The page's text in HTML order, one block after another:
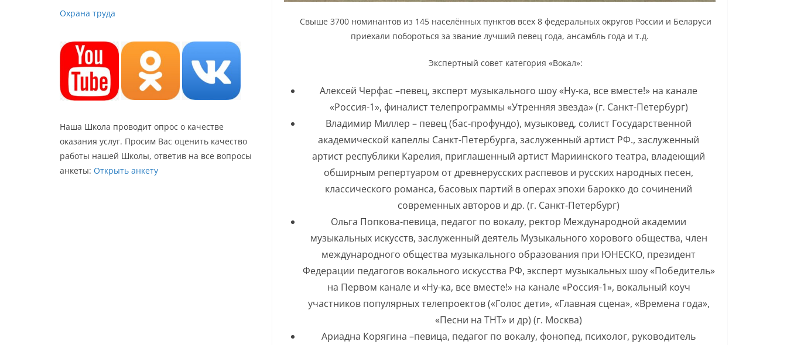
Свыше 3700 номинантов из 145 населённых пунктов всех 8 федеральных округов России и Беларуси
приехали побороться за звание лучший певец года, ансамбль года и т.д.
Экспертный совет категория «Вокал»:
Алексей Черфас –певец, эксперт музыкального шоу «Ну-ка, все вместе!» на канале
«Россия-1», финалист телепрограммы «Утренняя звезда» (г. Санкт-Петербург)
Владимир Миллер – певец (бас-профундо), музыковед, солист Государственной
академической капеллы Санкт-Петербурга, заслуженный артист РФ., заслуженный
артист республики Карелия, приглашенный артист Мариинского театра, владеющий
обширным репертуаром от древнерусских распевов и русских народных песен,
классического романса, басовых партий в операх эпохи барокко до сочинений
современных авторов и др. (г. Санкт-Петербург)
Ольга Попкова-певица, педагог по вокалу, ректор Международной академии
музыкальных искусств, заслуженный деятель Музыкального хорового общества, член
международного общества музыкального образования при ЮНЕСКО, президент
Федерации педагогов вокального искусства РФ, эксперт музыкальных шоу «Победитель»
на Первом канале и «Ну-ка, все вместе!» на канале «Россия-1», вокальный коуч
участников популярных телепроектов («Голос дети», «Главная сцена», «Времена года»,
«Песни на ТНТ» и др) (г. Москва)
Ариадна Корягина –певица, педагог по вокалу, фонопед, психолог, руководитель
Охрана труда
Наша Школа проводит опрос о качестве
оказания услуг. Просим Вас оценить качество
работы нашей Школы, ответив на все вопросы
анкеты: Открыть анкету